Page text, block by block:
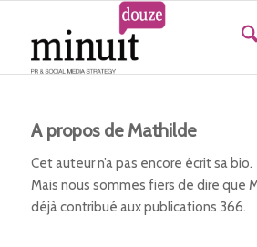
A propos de Mathilde
Cet auteur n’a pas encore écrit sa bio.
Mais nous sommes fiers de dire que
déjà contribué aux publications 366.